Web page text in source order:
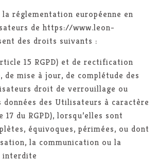
réglementation européenne en
de https://www.leon-
des droits suivants :
15 RGPD) et de rectification
de mise à jour, de complétude des
droit de verrouillage ou
données des Utilisateurs à caractère
du RGPD), lorsqu’elles sont
équivoques, périmées, ou dont
la communication ou la
interdite